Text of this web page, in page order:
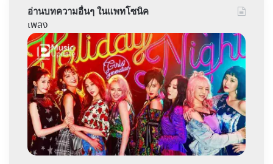
อ่านบทความอื่นๆ ในแพทโซนิค
เพลง